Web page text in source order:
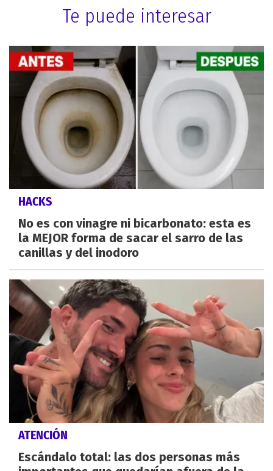
Te puede interesar
HACKS
No es con vinagre ni bicarbonato: esta es
la MEJOR forma de sacar el sarro de las
canillas y del inodoro
ATENCIÓN
Escándalo total: las dos personas más